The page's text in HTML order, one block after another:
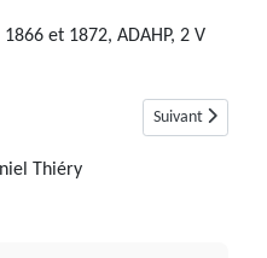
et 1872, ADAHP, 2 V
Article suivant :
Suivant
Thiéry